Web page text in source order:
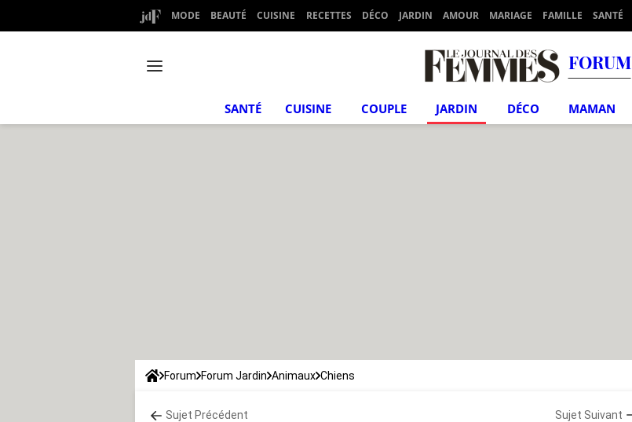
MODE BEAUTÉ CUISINE RECETTES DÉCO JARDIN AMOUR MARIAGE FAMILLE SANTÉ
FORUM
SANTÉ CUISINE COUPLE JARDIN DÉCO MAMAN
Forum Forum Jardin Animaux Chiens
Sujet Précédent Sujet Suivant